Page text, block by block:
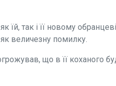
їй, так і її новому
величезну помилку.
що в її коханого